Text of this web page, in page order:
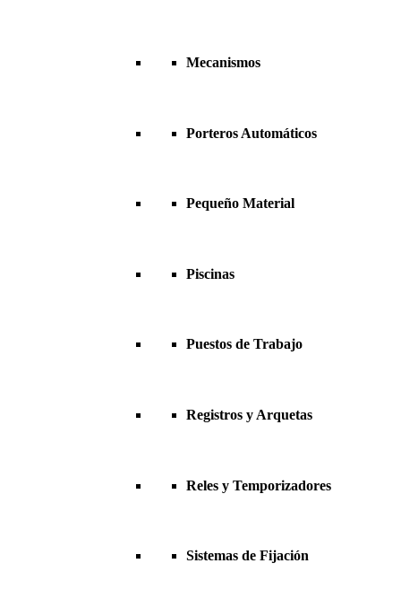
Mecanismos
Porteros Automáticos
Pequeño Material
Piscinas
Puestos de Trabajo
Registros y Arquetas
Reles y Temporizadores
Sistemas de Fijación